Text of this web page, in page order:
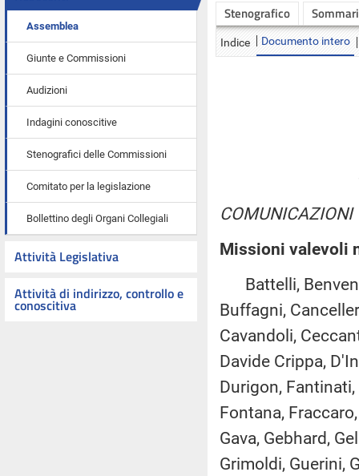
Assemblea
Giunte e Commissioni
Audizioni
Indagini conoscitive
Stenografici delle Commissioni
Comitato per la legislazione
Bollettino degli Organi Collegiali
Attività Legislativa
Attività di indirizzo, controllo e
conoscitiva
Stenografico
Indice Documento intero
COMUNICAZIONI
Missioni valevoli
Battelli,
Buffagni,
Cavandoli,
Davide Crippa,
Durigon,
Fontana,
Gava, Gebhard,
Grimoldi, Guerini,